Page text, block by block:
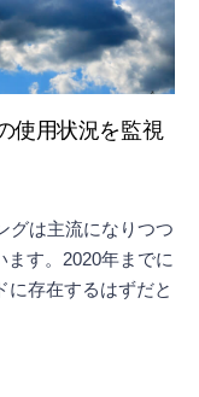
使用状況を監視
グは主流になりつつ
ます。2020年までに
に存在するはずだと